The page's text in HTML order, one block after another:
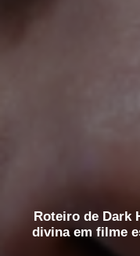
Roteiro de Dark
divina em filme